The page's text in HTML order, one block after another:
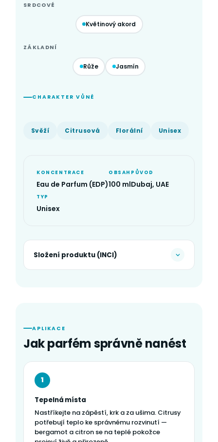
SRDCOVÉ
Květinový akord
ZÁKLADNÍ
Růže Jasmín
CHARAKTER VŮNĚ
Svěží Citrusová Florální Unisex
KONCENTRACE
Eau de Parfum (EDP)
OBSAH
100 ml
PŮVOD
Dubaj, UAE
TYP
Unisex
Složení produktu (INCI)
APLIKACE
Jak parfém správně nanést
1
Tepelná místa
Nastříkejte na zápěstí, krk a za ušima. Citrusy
potřebují teplo ke správnému rozvinutí —
bergamot a citron se na teplé pokožce